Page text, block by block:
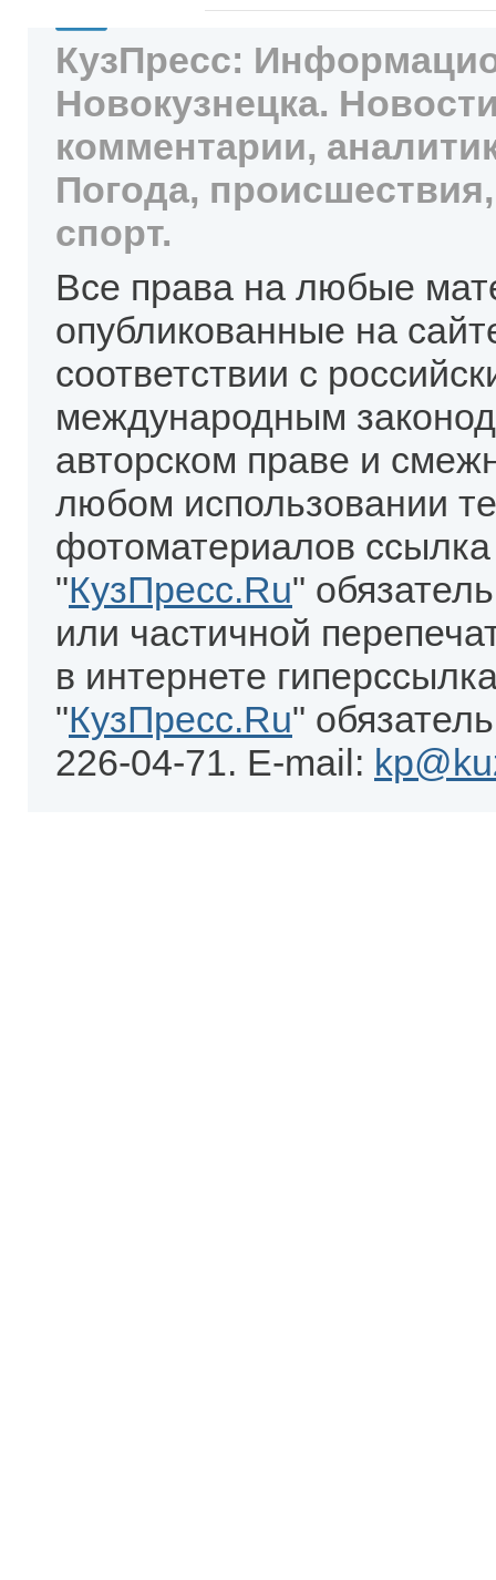
КузПресс:
Новокузнецка.
комментарии,
Погода,
спорт.
Все права на любые
опубликованные на
соответствии с
международным
авторском праве и
любом использовании
фотоматериалов
"КузПресс.Ru"
или частичной
в интернете
"КузПресс.Ru"
226-04-71. E-mail: